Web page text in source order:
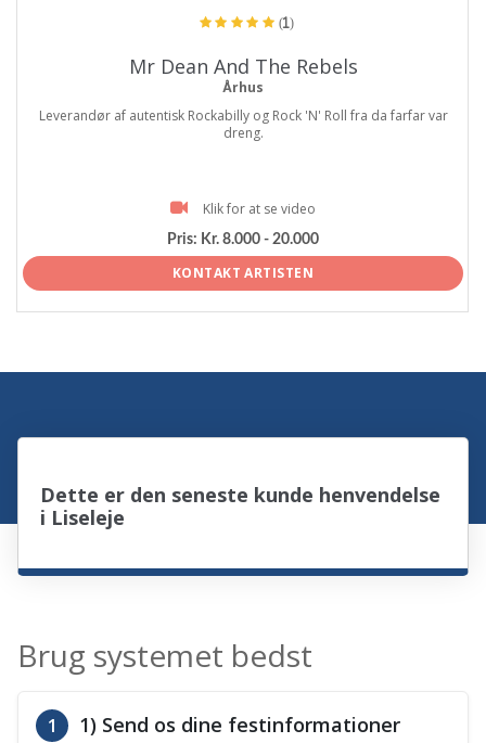
(1)
Mr Dean And The Rebels
Århus
Leverandør af autentisk Rockabilly og Rock 'N' Roll fra da farfar var
dreng.
Klik for at se video
Pris: Kr. 8.000 - 20.000
KONTAKT ARTISTEN
Dette er den seneste kunde henvendelse
i Liseleje
Brug systemet bedst
1 1) Send os dine festinformationer